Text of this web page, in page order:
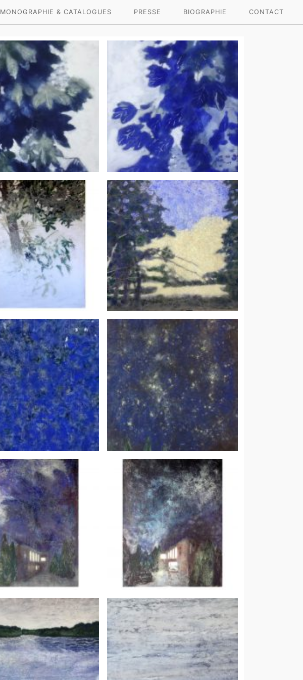
MONOGRAPHIE & CATALOGUES PRESSE BIOGRAPHIE CONTACT